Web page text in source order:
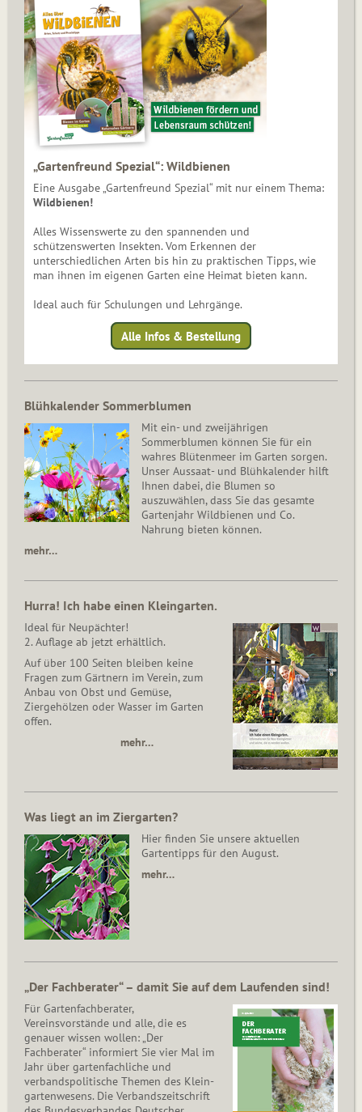
„Gartenfreund Spezial“: Wildbienen
Eine Ausgabe „Gartenfreund Spezial“ mit nur einem Thema:
Wildbienen!
Alles Wissenswerte zu den spannenden und
schützenswerten Insekten. Vom Erkennen der
unterschiedlichen Arten bis hin zu praktischen Tipps, wie
man ihnen im eigenen Garten eine Heimat bieten kann.
Ideal auch für Schulungen und Lehrgänge.
Alle Infos & Bestellung
Blühkalender Sommerblumen
Mit ein- und zweijährigen
Sommerblumen können Sie für ein
wahres Blütenmeer im Garten sorgen.
Unser Aussaat- und Blühkalender hilft
Ihnen dabei, die Blumen so
auszuwählen, dass Sie das gesamte
Gartenjahr Wildbienen und Co.
Nahrung bieten können.
mehr…
Hurra! Ich habe einen Kleingarten.
Ideal für Neupächter!
2. Auflage ab jetzt erhältlich.
Auf über 100 Seiten bleiben keine
Fragen zum Gärtnern im Verein, zum
Anbau von Obst und Gemüse,
Ziergehölzen oder Wasser im Garten
offen.
mehr…
Was liegt an im Ziergarten?
Hier finden Sie unsere aktuellen
Gartentipps für den August.
mehr…
„Der Fachberater“ – damit Sie auf dem Laufenden sind!
Für Gartenfachberater,
Vereinsvorstände und alle, die es
genauer wissen wollen: „Der
Fachberater“ informiert Sie vier Mal im
Jahr über gartenfachliche und
verbandspolitische Themen des Klein­
gar­ten­wesens. Die Ver­bands­zeit­schrift